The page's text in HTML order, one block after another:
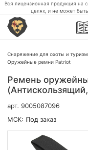
Вся лицензионная продукция на
целях, и не может
Снаряжение для охоты и
Оружейные ремни Patriot
Ремень
арт. 9005087096
МСК: Под заказ